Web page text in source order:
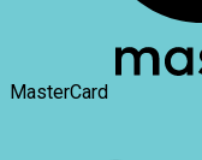
MasterCard